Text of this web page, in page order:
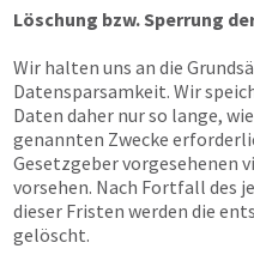
Löschung bzw. Sperrung
Wir halten uns an die
Datensparsamkeit. Wir
Daten daher nur so lange,
genannten Zwecke
Gesetzgeber vorgesehenen
vorsehen. Nach Fortfall des
dieser Fristen werden die
gelöscht.